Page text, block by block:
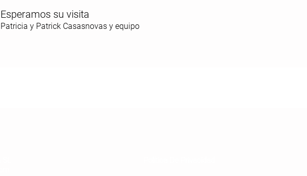
Esperamos su visita
Patricia y Patrick Casasnovas y equipo